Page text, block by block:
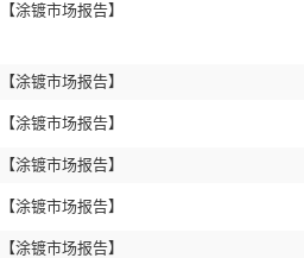
【涂镀市场报告】
【涂镀市场报告】
【涂镀市场报告】
【涂镀市场报告】
【涂镀市场报告】
【涂镀市场报告】